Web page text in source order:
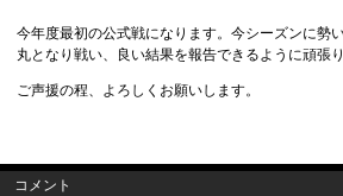
今年度最初の公式戦になります。今シーズンに勢
丸となり戦い、良い結果を報告できるように頑張
ご声援の程、よろしくお願いします。
コメント